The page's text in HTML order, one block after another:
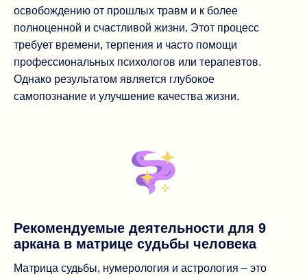
освобождению от прошлых травм и к более
полноценной и счастливой жизни. Этот процесс
требует времени, терпения и часто помощи
профессиональных психологов или терапевтов.
Однако результатом является глубокое
самопознание и улучшение качества жизни.
Рекомендуемые деятельности для 9
аркана в матрице судьбы человека
Матрица судьбы, нумерология и астрология – это